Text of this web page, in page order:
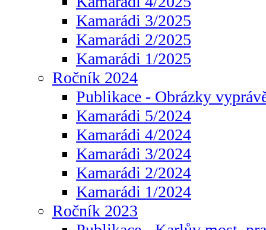
Kamarádi 3/2025
Kamarádi 2/2025
Kamarádi 1/2025
Ročník 2024
Publikace - Obrázky
Kamarádi 5/2024
Kamarádi 4/2024
Kamarádi 3/2024
Kamarádi 2/2024
Kamarádi 1/2024
Ročník 2023